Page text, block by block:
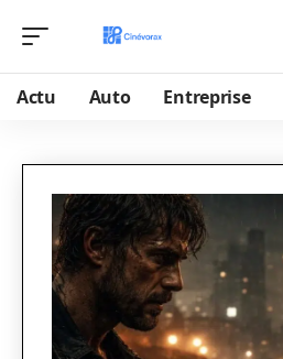
Actu Auto Entreprise